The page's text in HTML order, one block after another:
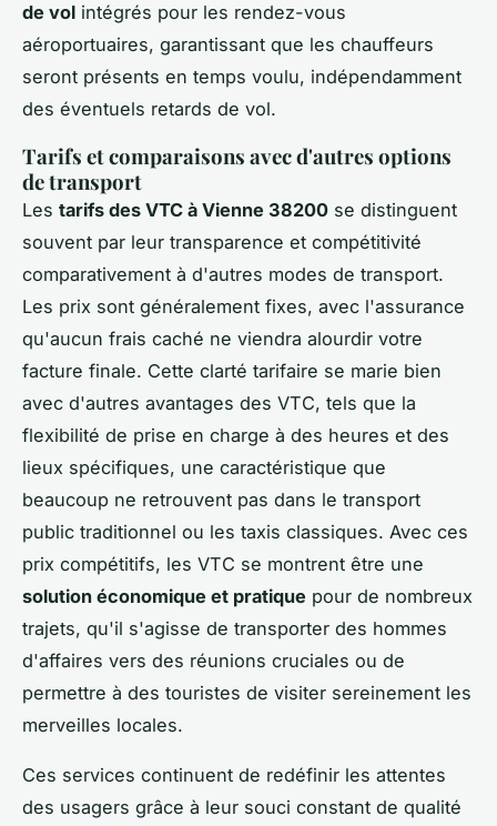
de vol intégrés pour les rendez-vous
aéroportuaires, garantissant que les chauffeurs
seront présents en temps voulu, indépendamment
des éventuels retards de vol.
Tarifs et comparaisons avec d'autres options
de transport
Les tarifs des VTC à Vienne 38200 se distinguent
souvent par leur transparence et compétitivité
comparativement à d'autres modes de transport.
Les prix sont généralement fixes, avec l'assurance
qu'aucun frais caché ne viendra alourdir votre
facture finale. Cette clarté tarifaire se marie bien
avec d'autres avantages des VTC, tels que la
flexibilité de prise en charge à des heures et des
lieux spécifiques, une caractéristique que
beaucoup ne retrouvent pas dans le transport
public traditionnel ou les taxis classiques. Avec ces
prix compétitifs, les VTC se montrent être une
solution économique et pratique pour de nombreux
trajets, qu'il s'agisse de transporter des hommes
d'affaires vers des réunions cruciales ou de
permettre à des touristes de visiter sereinement les
merveilles locales.
Ces services continuent de redéfinir les attentes
des usagers grâce à leur souci constant de qualité